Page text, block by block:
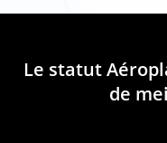
Le statut
de